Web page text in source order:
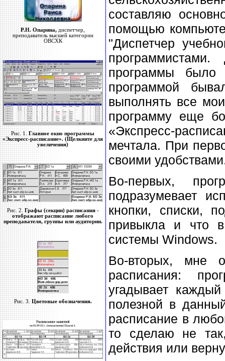
Р.Н. Опарина, диспетчер,
преподаватель высшей категории
ОВСХК
Рис. 1. Главное окно программы
«Экспресс-расписание». (Щелкните для
увеличения)
Рис. 2. Графы (секции) расписания -
отображают расписание любого
преподавателя, группы или аудитории.
Рис. 3. Цветовые обозначения.
составляю
помощью
"Диспетчер
программы
программой
выполнять все
программу еще
«Экспресс-
мечтала. При
своими
Во-первых,
подразумевает
кнопки, списки,
привыкла и что в
системы Windows.
Во-вторых, мне
расписания:
угадывает
полезной в
расписание в
то сделаю не
действия или